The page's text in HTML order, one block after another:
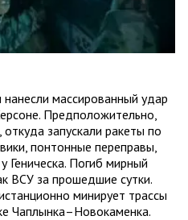
массированный удар
Предположительно,
запускали ракеты по
понтонные переправы,
Погиб мирный
ВСУ за прошедшие сутки.
минирует трассы
Чаплынка–Новокаменка.